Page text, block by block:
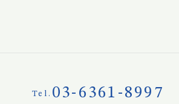
Tel. 03-6361-8997